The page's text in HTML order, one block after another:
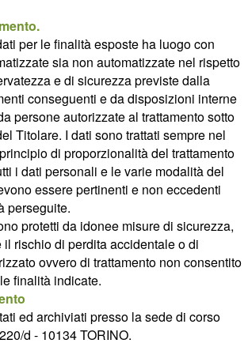
per le finalità esposte ha luogo con
sia non automatizzate nel rispetto
e di sicurezza previste dalla
conseguenti e da disposizioni interne
persone autorizzate al trattamento sotto
Titolare. I dati sono trattati sempre nel
di proporzionalità del trattamento
i dati personali e le varie modalità del
essere pertinenti e non eccedenti
perseguite.
protetti da idonee misure di sicurezza,
il rischio di perdita accidentale o di
ovvero di trattamento non consentito
finalità indicate.
ed archiviati presso la sede di corso
d - 10134 TORINO.